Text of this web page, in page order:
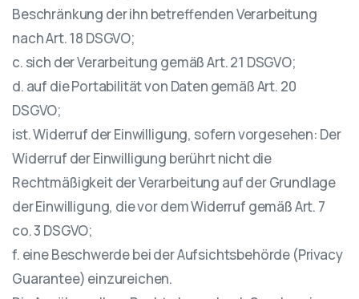
Beschränkung der ihn betreffenden Verarbeitung
nach Art. 18 DSGVO;
c. sich der Verarbeitung gemäß Art. 21 DSGVO;
d. auf die Portabilität von Daten gemäß Art. 20
DSGVO;
ist. Widerruf der Einwilligung, sofern vorgesehen: Der
Widerruf der Einwilligung berührt nicht die
Rechtmäßigkeit der Verarbeitung auf der Grundlage
der Einwilligung, die vor dem Widerruf gemäß Art. 7
co. 3 DSGVO;
f. eine Beschwerde bei der Aufsichtsbehörde (Privacy
Guarantee) einzureichen.